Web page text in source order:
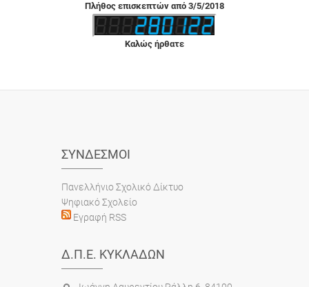
Πλήθος επισκεπτών από 3/5/2018
Καλώς ήρθατε
ΣΎΝΔΕΣΜΟΙ
Πανελλήνιο Σχολικό Δίκτυο
Ψηφιακό Σχολείο
Εγραφή RSS
Δ.Π.Ε. ΚΥΚΛΆΔΩΝ